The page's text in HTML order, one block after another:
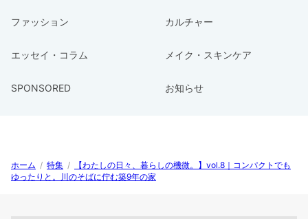
ファッション カルチャー
エッセイ・コラム メイク・スキンケア
SPONSORED お知らせ
ホーム / 特集 /
【わたしの日々、暮らしの機微。】vol.8｜コンパクトでも
ゆったりと。川のそばに佇む築9年の家